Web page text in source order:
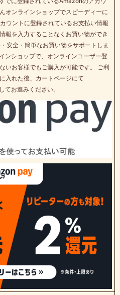
オンラインショップでスピーディーに
ウントに登録されているお支払い情報
報を入力することなくお買い物ができ
安全・簡単なお買い物をサポートしま
ンショップで、オンラインユーザー登
いお客様でもご購入が可能です。 ご利
入れた後、カートページにて
てお進みください。